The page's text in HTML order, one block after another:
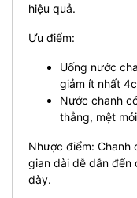
hiệu quả.
Ưu điểm:
Uống nước
giảm ít nhất
Nước chanh
thẳng, mệt
Nhược điểm: Chanh
gian dài dễ dẫn đến
dày.